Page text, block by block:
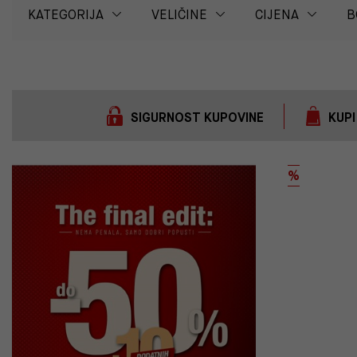
KATEGORIJA VELIČINE CIJENA
SIGURNOST KUPOVINE
%